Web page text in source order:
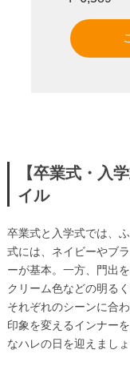
【卒業式・入
イル
卒業式と入学式では、
式には、ネイビーやブ
ーが基本。一方、門出
クリーム色などの明る
それぞれのシーンに合
印象を変えるインナー
なハレの日を迎えましょ